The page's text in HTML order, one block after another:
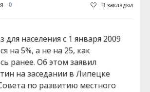
0 В закладки
для населения с 1 января 2009
на 5%, а не на 25, как
ранее. Об этом заявил
на заседании в Липецке
по развитию местного